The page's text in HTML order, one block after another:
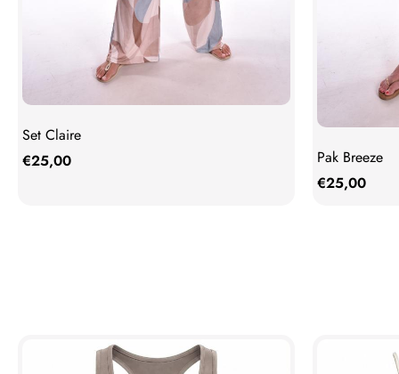
Set Claire
€25,00
Pak Breeze
€25,00